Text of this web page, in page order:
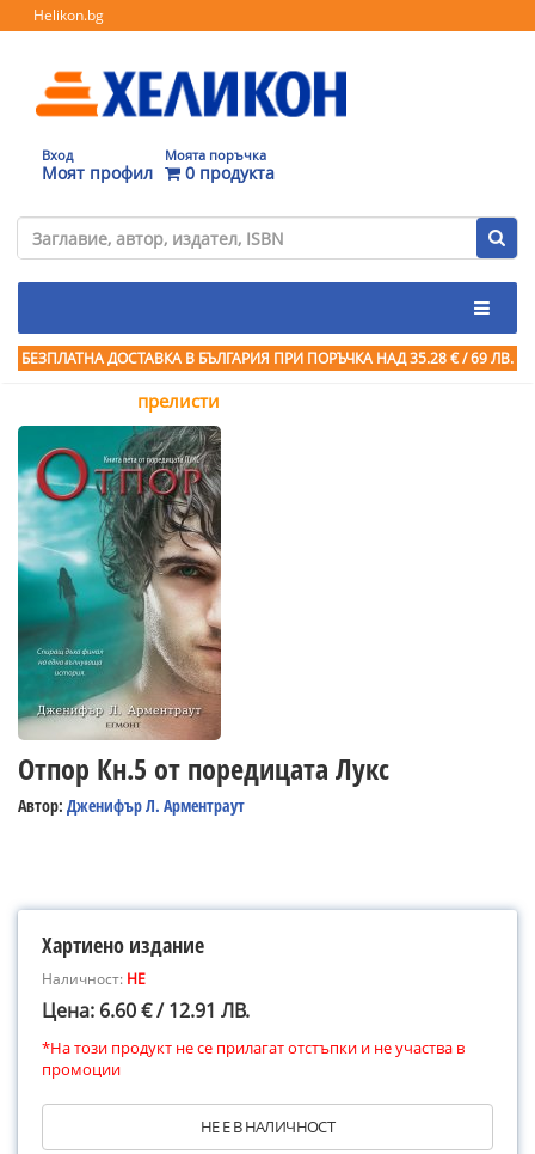
Helikon.bg
Вход
Моят профил
Моята поръчка
0 продукта
БЕЗПЛАТНА ДОСТАВКА В БЪЛГАРИЯ ПРИ ПОРЪЧКА НАД 35.28 € / 69 ЛВ.
прелисти
Отпор Кн.5 от поредицата Лукс
Автор: Дженифър Л. Арментраут
Хартиено издание
Наличност: НЕ
Цена: 6.60 € / 12.91 ЛВ.
*На този продукт не се прилагат отстъпки и не участва в
промоции
НЕ Е В НАЛИЧНОСТ